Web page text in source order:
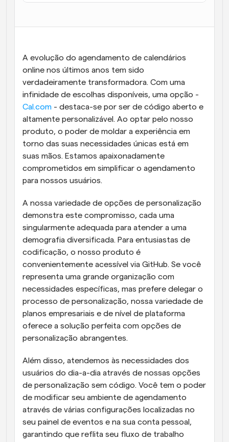
Agendamento potenciado com chamadas
impulsionadas por IA
Automatizar agendamento e lembretes
Mantenha-se atualizado com as últimas notícias e
atualizações
Reuniões Instantâneas
Reunião com clientes em minutos
Links de Grupo Dinâmico
Agende reuniões de forma fluida com várias pessoas
Webhooks
Receba notificações quando algo acontecer
A evolução do agendamento de calendários
online nos últimos anos tem sido
verdadeiramente transformadora. Com uma
Cal.com - destaca-se por ser de código aberto e
altamente personalizável. Ao optar pelo nosso
produto, o poder de moldar a experiência em
torno das suas necessidades únicas está em
suas mãos. Estamos apaixonadamente
comprometidos em simplificar o agendamento
para nossos usuários.
A nossa variedade de opções de personalização
demonstra este compromisso, cada uma
singularmente adequada para atender a uma
demografia diversificada. Para entusiastas de
codificação, o nosso produto é
convenientemente acessível via GitHub. Se você
representa uma grande organização com
necessidades específicas, mas prefere delegar o
processo de personalização, nossa variedade de
planos empresariais e de nível de plataforma
oferece a solução perfeita com opções de
personalização abrangentes.
Além disso, atendemos às necessidades dos
usuários do dia-a-dia através de nossas opções
de personalização sem código. Você tem o poder
de modificar seu ambiente de agendamento
através de várias configurações localizadas no
seu painel de eventos e na sua conta pessoal,
garantindo que reflita seu fluxo de trabalho